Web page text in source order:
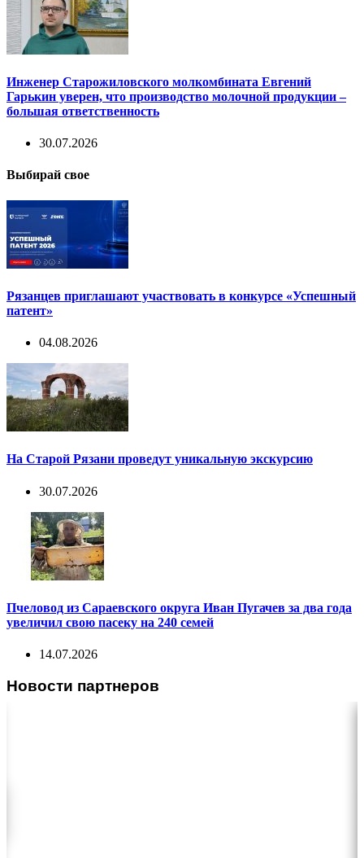
Инженер Старожиловского молкомбината Евгений
Гарькин уверен, что производство молочной продукции –
большая ответственность
30.07.2026
Выбирай свое
Рязанцев приглашают участвовать в конкурсе «Успешный
патент»
04.08.2026
На Старой Рязани проведут уникальную экскурсию
30.07.2026
Пчеловод из Сараевского округа Иван Пугачев за два года
увеличил свою пасеку на 240 семей
14.07.2026
Новости партнеров